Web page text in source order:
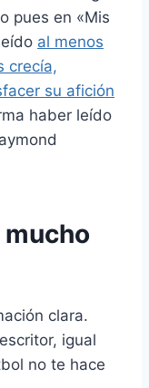
pues en «Mis
al menos
crecía,
su afición
haber leído
clara.
igual
no te hace